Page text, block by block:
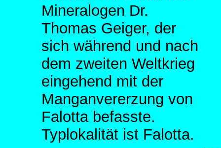
Mineralogen Dr.
Thomas Geiger, der
sich während und nach
dem zweiten Weltkrieg
eingehend mit der
Manganvererzung von
Falotta befasste.
Typlokalität ist Falotta.